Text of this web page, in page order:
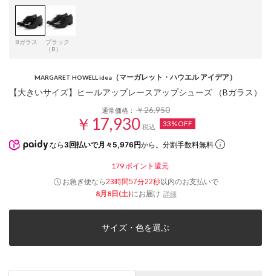
Bガラス
ブラック
（B）
MARGARET HOWELL idea （マーガレット・ハウエル アイデア）
【大きいサイズ】ヒールアップレースアップシューズ （Bガラス）
通常価格：￥26,950
￥17,930 税込 33%OFF
なら 3回払いで月々5,976円から。分割手数料無料
179 ポイント還元
お急ぎ便なら23時間57分22秒以内のお支払いで
8月8日(土)にお届け 詳細
サイズ・色を選ぶ